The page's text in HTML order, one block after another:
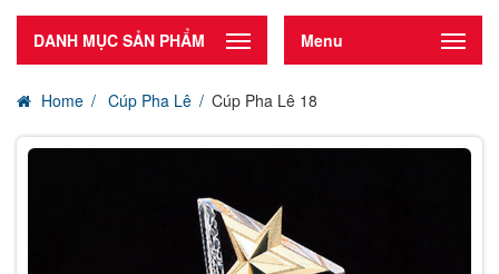
DANH MỤC SẢN PHẨM Menu
Home Cúp Pha Lê Cúp Pha Lê 18